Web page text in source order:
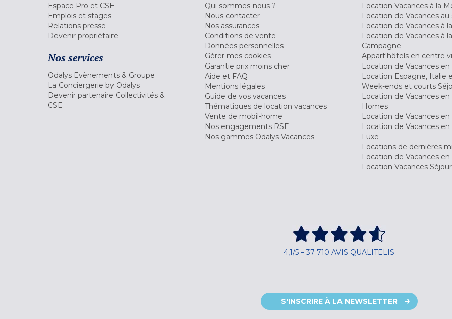
Espace Pro et CSE
Emplois et stages
Relations presse
Devenir propriétaire
Nos services
Odalys Evènements & Groupe
La Conciergerie by Odalys
Devenir partenaire Collectivités &
CSE
Qui sommes-nous ?
Nous contacter
Nos assurances
Conditions de vente
Données personnelles
Gérer mes cookies
Garantie prix moins cher
Aide et FAQ
Mentions légales
Guide de vos vacances
Thématiques de location vacances
Vente de mobil-home
Nos engagements RSE
Nos gammes Odalys Vacances
Location Vacances à la
Location de Vacances au
Location de Vacances à
Location de Vacances à la
Campagne
Appart'hôtels en centre
Location de Vacances en
Location Espagne, Italie
Week-ends et courts
Location de Vacances
Homes
Location de Vacances en
Location de Vacances en
Luxe
Locations de dernières
Location de Vacances
Location Vacances
4,1/5 – 37 710 AVIS QUALITELIS
S'INSCRIRE À LA NEWSLETTER